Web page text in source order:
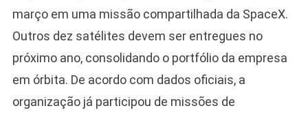
março em uma missão compartilhada da SpaceX.
Outros dez satélites devem ser entregues no
próximo ano, consolidando o portfólio da empresa
em órbita. De acordo com dados oficiais, a
organização já participou de missões de